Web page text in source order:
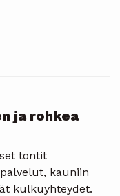
ja rohkea
tontit
kauniin
kulkuyhteydet.